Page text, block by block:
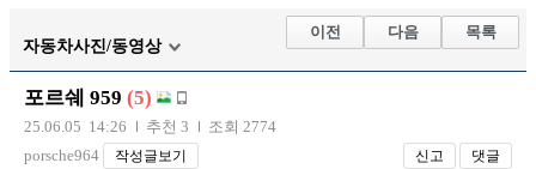
자유사진 군사/무기
트럭/버스 항공/해운/철도
장착시공사진
자동차사진/동영상
이전 다음 목록
포르쉐 959 (5)
25.06.05 14:26 추천 3
조회 2774
porsche964
작성글보기 신고 댓글